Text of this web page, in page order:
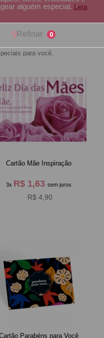
alguém especial. Leia
Refinar 0
para você.
Cartão Mãe Inspiração
3x R$ 1,63sem juros
R$ 4,90
Parabéns para Você